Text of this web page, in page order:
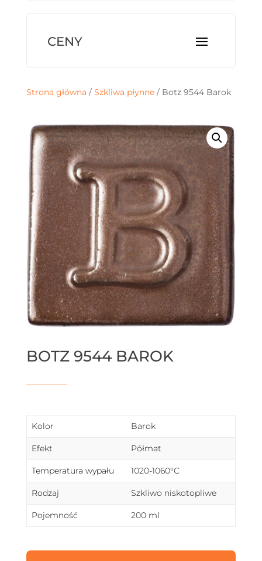
Strona główna / Szkliwa płynne/ Botz 9544 Barok
BOTZ 9544 BAROK
Kolor Barok
Efekt Półmat
Temperatura wypału 1020-1060°C
Rodzaj Szkliwo niskotopliwe
Pojemność 200 ml